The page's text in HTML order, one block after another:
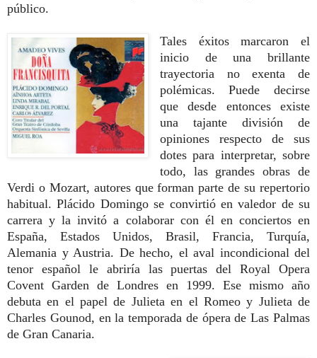
público.
Tales éxitos marcaron el
inicio de una brillante
trayectoria no exenta de
polémicas. Puede decirse
que desde entonces existe
una tajante división de
opiniones respecto de sus
dotes para interpretar, sobre
todo, las grandes obras de
Verdi o Mozart, autores que forman parte de su repertorio
habitual. Plácido Domingo se convirtió en valedor de su
carrera y la invitó a colaborar con él en conciertos en
España, Estados Unidos, Brasil, Francia, Turquía,
Alemania y Austria. De hecho, el aval incondicional del
tenor español le abriría las puertas del Royal Opera
Covent Garden de Londres en 1999. Ese mismo año
debuta en el papel de Julieta en el Romeo y Julieta de
Charles Gounod, en la temporada de ópera de Las Palmas
de Gran Canaria.